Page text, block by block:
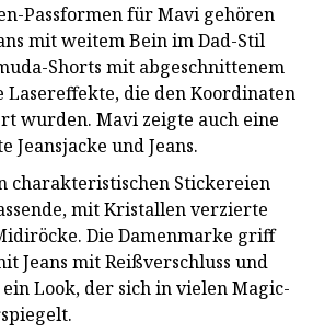
Passformen für Mavi gehören
mit weitem Bein im Dad-Stil
Shorts mit abgeschnittenem
Lasereffekte, die den Koordinaten
wurden. Mavi zeigte auch eine
und Jeans.
charakteristischen Stickereien
mit Kristallen verzierte
Die Damenmarke griff
Jeans mit Reißverschluss und
ein Look, der sich in vielen Magic-